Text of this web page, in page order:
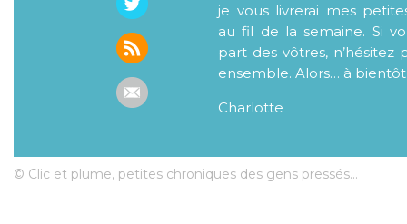
je vous livrerai mes
au fil de la semaine. Si
part des vôtres, n’hésitez
ensemble. Alors… à bientôt
Charlotte
© Clic et plume, petites chroniques des gens pressés...